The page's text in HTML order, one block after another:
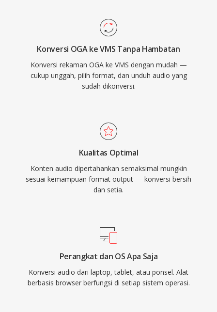
Konversi OGA ke VMS Tanpa Hambatan
Konversi rekaman OGA ke VMS dengan mudah —
cukup unggah, pilih format, dan unduh audio yang
sudah dikonversi.
Kualitas Optimal
Konten audio dipertahankan semaksimal mungkin
sesuai kemampuan format output — konversi bersih
dan setia.
Perangkat dan OS Apa Saja
Konversi audio dari laptop, tablet, atau ponsel. Alat
berbasis browser berfungsi di setiap sistem operasi.